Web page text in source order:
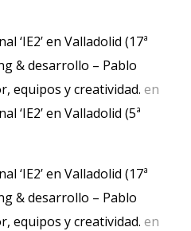
‘IE2’ en Valladolid (17ª
& desarrollo – Pablo
equipos y creatividad. en
‘IE2’ en Valladolid (5ª
‘IE2’ en Valladolid (17ª
& desarrollo – Pablo
equipos y creatividad. en